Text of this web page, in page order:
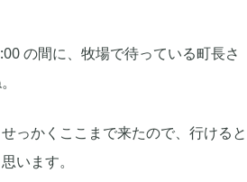
の間に、牧場で待っている町長さ
っかくここまで来たので、行けると
います。
14